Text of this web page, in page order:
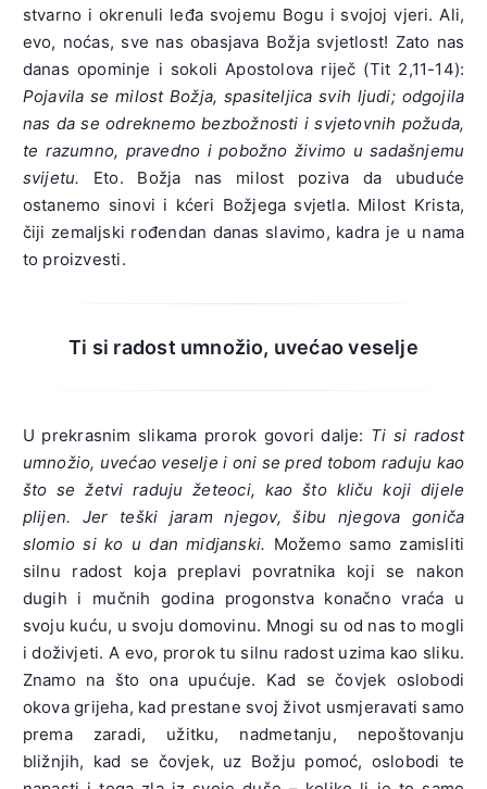
stvarno i okrenuli leđa svojemu Bogu i svojoj vjeri. Ali,
evo, noćas, sve nas obasjava Božja svjetlost! Zato nas
danas opominje i sokoli Apostolova riječ (Tit 2,11-14):
Pojavila se milost Božja, spasiteljica svih ljudi; odgojila
nas da se odreknemo bezbožnosti i svjetovnih požuda,
te razumno, pravedno i pobožno živimo u sadašnjemu
svijetu. Eto. Božja nas milost poziva da ubuduće
ostanemo sinovi i kćeri Božjega svjetla. Milost Krista,
čiji zemaljski rođendan danas slavimo, kadra je u nama
to proizvesti.
Ti si radost umnožio, uvećao veselje
U prekrasnim slikama prorok govori dalje: Ti si radost
umnožio, uvećao veselje i oni se pred tobom raduju kao
što se žetvi raduju žeteoci, kao što kliču koji dijele
plijen. Jer teški jaram njegov, šibu njegova goniča
slomio si ko u dan midjanski. Možemo samo zamisliti
silnu radost koja preplavi povratnika koji se nakon
dugih i mučnih godina progonstva konačno vraća u
svoju kuću, u svoju domovinu. Mnogi su od nas to mogli
i doživjeti. A evo, prorok tu silnu radost uzima kao sliku.
Znamo na što ona upućuje. Kad se čovjek oslobodi
okova grijeha, kad prestane svoj život usmjeravati samo
prema zaradi, užitku, nadmetanju, nepoštovanju
bližnjih, kad se čovjek, uz Božju pomoć, oslobodi te